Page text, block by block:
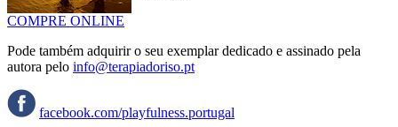
COMPRE ONLINE
Pode também adquirir o seu exemplar dedicado e assinado pela
autora pelo info@terapiadoriso.pt
facebook.com/playfulness.portugal